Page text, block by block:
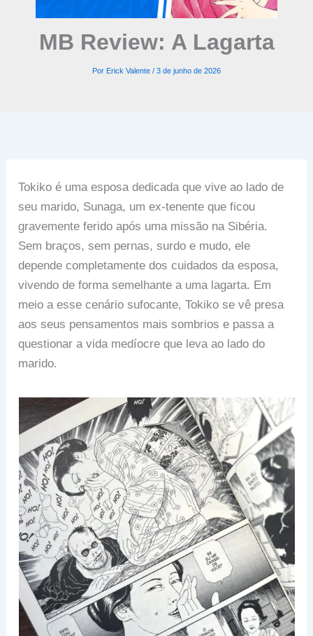
MB Review: A Lagarta
Por Erick Valente / 3 de junho de 2026
Tokiko é uma esposa dedicada que vive ao lado de
seu marido, Sunaga, um ex-tenente que ficou
gravemente ferido após uma missão na Sibéria.
Sem braços, sem pernas, surdo e mudo, ele
depende completamente dos cuidados da esposa,
vivendo de forma semelhante a uma lagarta. Em
meio a esse cenário sufocante, Tokiko se vê presa
aos seus pensamentos mais sombrios e passa a
questionar a vida medíocre que leva ao lado do
marido.